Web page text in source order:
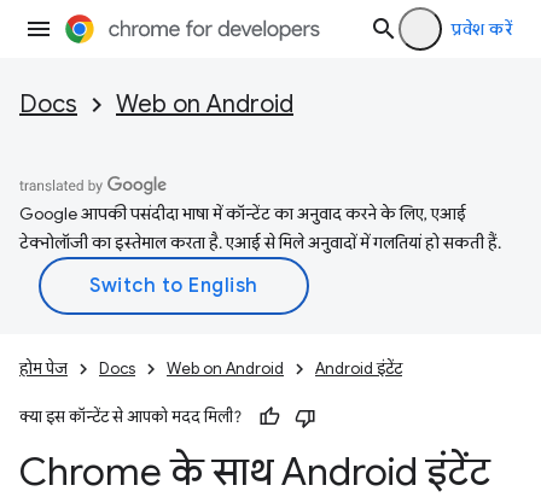
प्रवेश करें
Docs Web on Android
Google आपकी पसंदीदा भाषा में कॉन्टेंट का अनुवाद करने के लिए, एआई
टेक्नोलॉजी का इस्तेमाल करता है. एआई से मिले अनुवादों में गलतियां हो सकती हैं.
होम पेज Docs Web on Android Android इंटेंट
क्या इस कॉन्टेंट से आपको मदद मिली?
Chrome के साथ Android इंटेंट